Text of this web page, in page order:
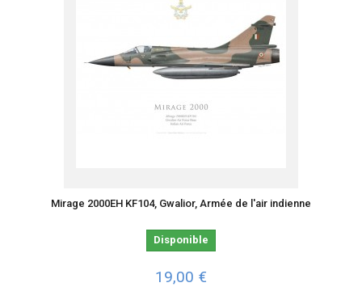
Mirage 2000EH KF104, Gwalior, Armée de l'air indienne
Disponible
19,00 €